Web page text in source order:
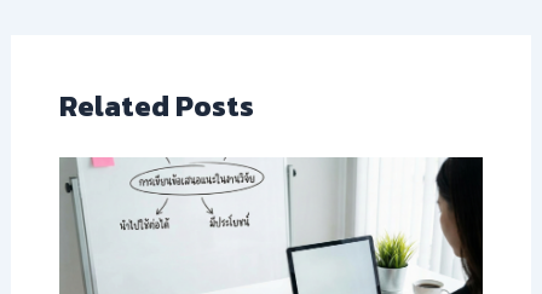
Related Posts